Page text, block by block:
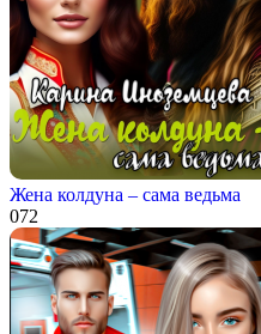
Жена колдуна – сама ведьма
072